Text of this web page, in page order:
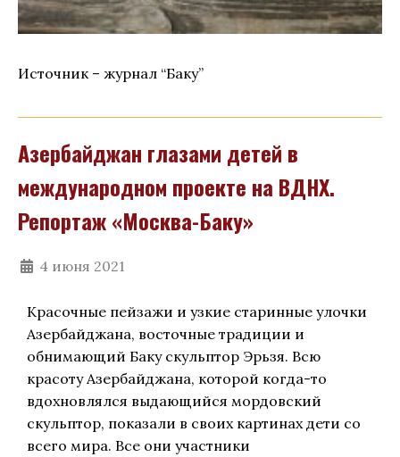
Источник – журнал “Баку”
Азербайджан глазами детей в
международном проекте на ВДНХ.
Репортаж «Москва-Баку»
4 июня 2021
Красочные пейзажи и узкие старинные улочки
Азербайджана, восточные традиции и
обнимающий Баку скульптор Эрьзя. Всю
красоту Азербайджана, которой когда-то
вдохновлялся выдающийся мордовский
скульптор, показали в своих картинах дети со
всего мира. Все они участники